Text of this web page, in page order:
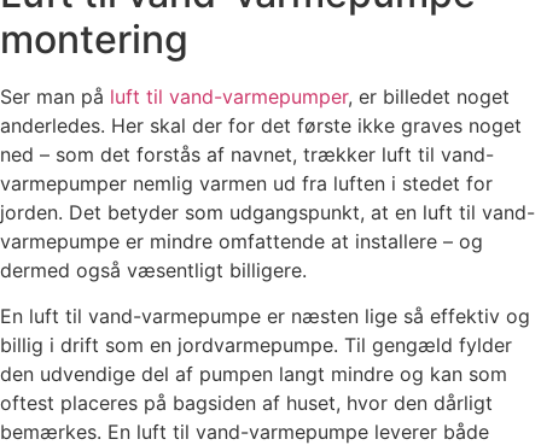
montering
Ser man på luft til vand-varmepumper, er billedet noget
anderledes. Her skal der for det første ikke graves noget
ned – som det forstås af navnet, trækker luft til vand-
varmepumper nemlig varmen ud fra luften i stedet for
jorden. Det betyder som udgangspunkt, at en luft til vand-
varmepumpe er mindre omfattende at installere – og
dermed også væsentligt billigere.
En luft til vand-varmepumpe er næsten lige så effektiv og
billig i drift som en jordvarmepumpe. Til gengæld fylder
den udvendige del af pumpen langt mindre og kan som
oftest placeres på bagsiden af huset, hvor den dårligt
bemærkes. En luft til vand-varmepumpe leverer både